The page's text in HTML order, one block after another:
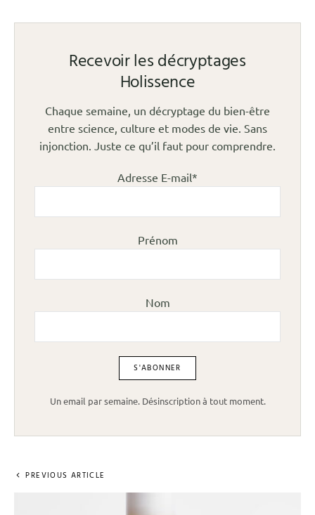
Recevoir les décryptages
Holissence
Chaque semaine, un décryptage du bien-être
entre science, culture et modes de vie. Sans
injonction. Juste ce qu’il faut pour comprendre.
Adresse E-mail*
Prénom
Nom
Un email par semaine. Désinscription à tout moment.
PREVIOUS ARTICLE